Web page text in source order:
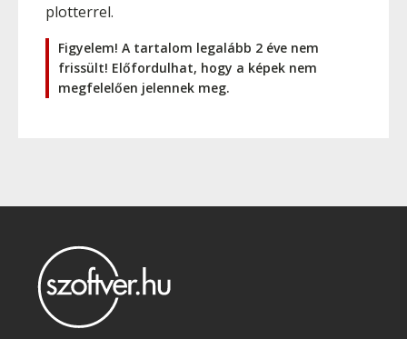
plotterrel.
Figyelem! A tartalom legalább 2 éve nem
frissült! Előfordulhat, hogy a képek nem
megfelelően jelennek meg.